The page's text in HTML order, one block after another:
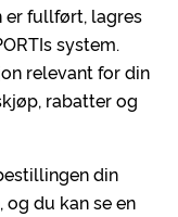
er fullført, lagres
system.
relevant for din
rabatter og
din
du kan se en